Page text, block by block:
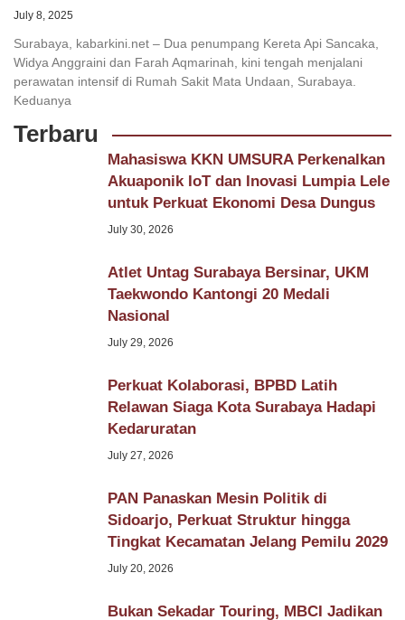
July 8, 2025
Surabaya, kabarkini.net – Dua penumpang Kereta Api Sancaka,
Widya Anggraini dan Farah Aqmarinah, kini tengah menjalani
perawatan intensif di Rumah Sakit Mata Undaan, Surabaya.
Keduanya
Terbaru
Mahasiswa KKN UMSURA Perkenalkan
Akuaponik IoT dan Inovasi Lumpia Lele
untuk Perkuat Ekonomi Desa Dungus
July 30, 2026
Atlet Untag Surabaya Bersinar, UKM
Taekwondo Kantongi 20 Medali
Nasional
July 29, 2026
Perkuat Kolaborasi, BPBD Latih
Relawan Siaga Kota Surabaya Hadapi
Kedaruratan
July 27, 2026
PAN Panaskan Mesin Politik di
Sidoarjo, Perkuat Struktur hingga
Tingkat Kecamatan Jelang Pemilu 2029
July 20, 2026
Bukan Sekadar Touring, MBCI Jadikan